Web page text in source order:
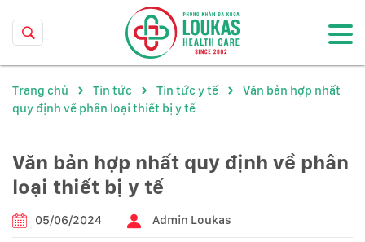
Trang chủ Tin tức Tin tức y tế
Văn bản hợp nhất
quy định về phân loại thiết bị y tế
Văn bản hợp nhất quy định về phân
loại thiết bị y tế
05/06/2024 Admin Loukas